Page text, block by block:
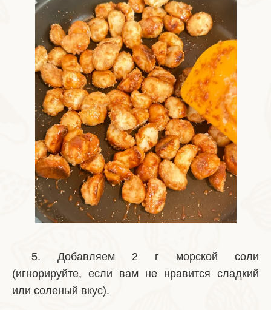
5. Добавляем 2 г морской соли
(игнорируйте, если вам не нравится сладкий
или соленый вкус).